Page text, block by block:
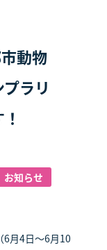
動物
ラリ
お知らせ
6月4日～6月10